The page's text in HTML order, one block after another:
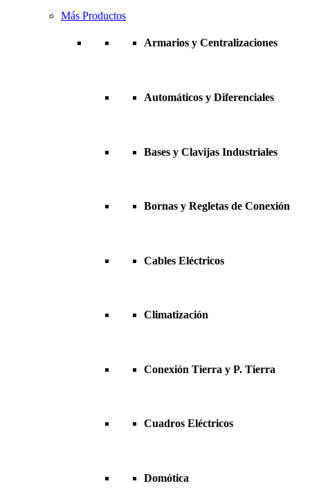
Más Productos
Armarios y Centralizaciones
Automáticos y Diferenciales
Bases y Clavijas Industriales
Bornas y Regletas de Conexión
Cables Eléctricos
Climatización
Conexión Tierra y P. Tierra
Cuadros Eléctricos
Domótica